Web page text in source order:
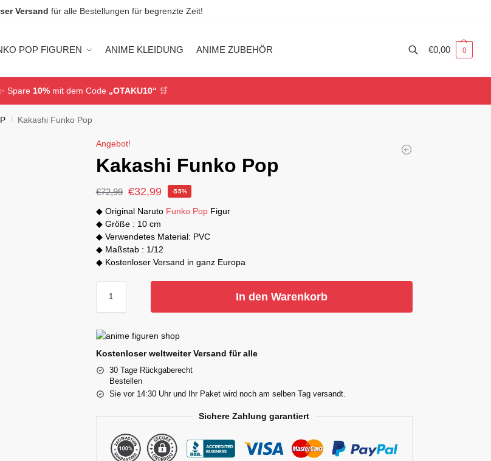
Versand für alle Bestellungen für begrenzte Zeit!
POP FIGUREN ANIME KLEIDUNG ANIME ZUBEHÖR €0,00 0
Spare 10% mit dem Code „OTAKU10“ 🛒
/ Kakashi Funko Pop
Angebot!
Kakashi Funko Pop
€72,99 €32,99 -55%
◆ Original Naruto Funko PopFigur
◆ Größe : 10 cm
◆ Verwendetes Material: PVC
◆ Maßstab : 1/12
◆ Kostenloser Versand in ganz Europa
In den Warenkorb
Kostenloser weltweiter Versand für alle
30 Tage Rückgaberecht
Bestellen
Sie vor 14:30 Uhr und Ihr Paket wird noch am selben Tag versandt.
Sichere Zahlung garantiert